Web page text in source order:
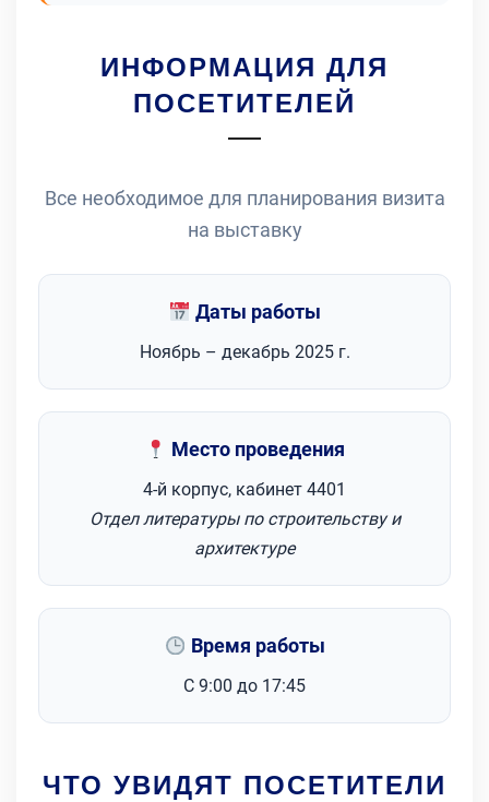
ИНФОРМАЦИЯ ДЛЯ
ПОСЕТИТЕЛЕЙ
Все необходимое для планирования визита
на выставку
Даты работы
Ноябрь – декабрь 2025 г.
Место проведения
4-й корпус, кабинет 4401
Отдел литературы по строительству и
архитектуре
Время работы
С 9:00 до 17:45
ЧТО УВИДЯТ ПОСЕТИТЕЛИ